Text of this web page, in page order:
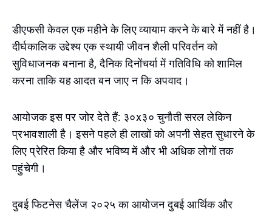
डीएफसी केवल एक महीने के लिए व्यायाम करने के बारे में नहीं है।
दीर्घकालिक उद्देश्य एक स्थायी जीवन शैली परिवर्तन को
सुविधाजनक बनाना है, दैनिक दिनोंचर्या में गतिविधि को शामिल
करना ताकि यह आदत बन जाए न कि अपवाद।
आयोजक इस पर जोर देते हैं: ३०x३० चुनौती सरल लेकिन
प्रभावशाली है। इसने पहले ही लाखों को अपनी सेहत सुधारने के
लिए प्रेरित किया है और भविष्य में और भी अधिक लोगों तक
पहुंचेगी।
दुबई फिटनेस चैलेंज २०२५ का आयोजन दुबई आर्थिक और